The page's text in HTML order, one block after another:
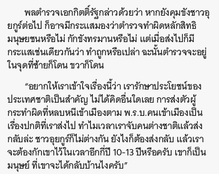
พลตำรวจเอกกิตติ์รัฐกล่าวด้วยว่า หากยังคุมขังชาวอุ
ยกูร์ต่อไป ก็อาจมีกระแสมองว่าตำรวจทำผิดหลักสิทธิ
มนุษยชนหรือไม่ กักขังทรมานหรือไม่ แต่เมื่อส่งไปก็มี
กระแสเช่นเดียวกันว่า ทำถูกหรือเปล่า ฉะนั้นตำรวจจะอยู่
ในจุดที่ซ้ายก็โดน ขวาก็โดน
“อยากให้เราเข้าใจเรื่องนี้ว่า เรารักษาประโยชน์ของ
ประเทศชาติเป็นสำคัญ ไม่ได้คิดอื่นใดเลย การส่งตัวผู้
กระทำผิดที่หลบหนีเข้าเมืองตาม พ.ร.บ.คนเข้าเมืองเป็น
เรื่องปกติที่เราส่งไป ทำไมเวลาเราจับคนต่างชาติแล้วส่ง
กลับล่ะ ชาวอุยกูร์ก็ไม่ต่างกัน ยังไงก็ต้องส่งกลับ แล้วเรา
จะต้องกักเขาไว้ในเวลาอีกกี่ปี 10-13 ปีหรือครับ เขาก็เป็น
มนุษย์ ที่เขาจะได้กลับบ้านไงครับ”